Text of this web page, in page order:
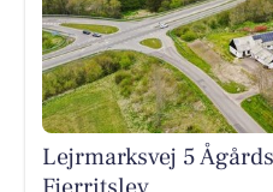
Lejrmarksvej 5